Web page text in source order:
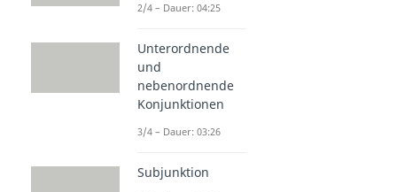
2/4 – Dauer: 04:25
Unterordnende
und
nebenordnende
Konjunktionen
3/4 – Dauer: 03:26
Subjunktion